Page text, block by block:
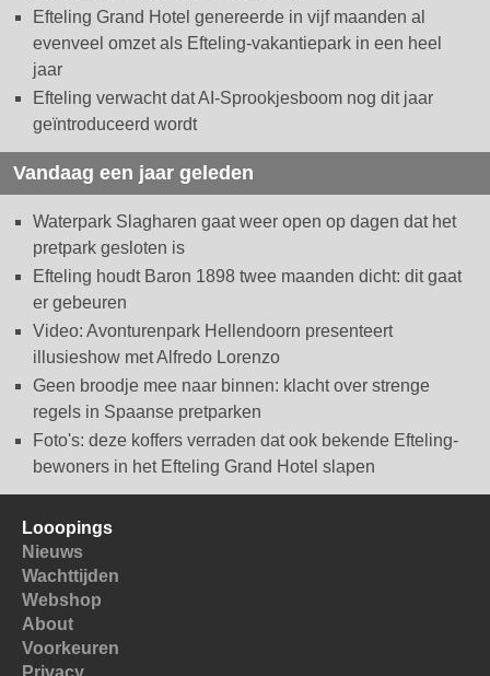
Efteling Grand Hotel genereerde in vijf maanden al
evenveel omzet als Efteling-vakantiepark in een heel
jaar
Efteling verwacht dat AI-Sprookjesboom nog dit jaar
geïntroduceerd wordt
Vandaag een jaar geleden
Waterpark Slagharen gaat weer open op dagen dat het
pretpark gesloten is
Efteling houdt Baron 1898 twee maanden dicht: dit gaat
er gebeuren
Video: Avonturenpark Hellendoorn presenteert
illusieshow met Alfredo Lorenzo
Geen broodje mee naar binnen: klacht over strenge
regels in Spaanse pretparken
Foto's: deze koffers verraden dat ook bekende Efteling-
bewoners in het Efteling Grand Hotel slapen
Looopings
Nieuws
Wachttijden
Webshop
About
Voorkeuren